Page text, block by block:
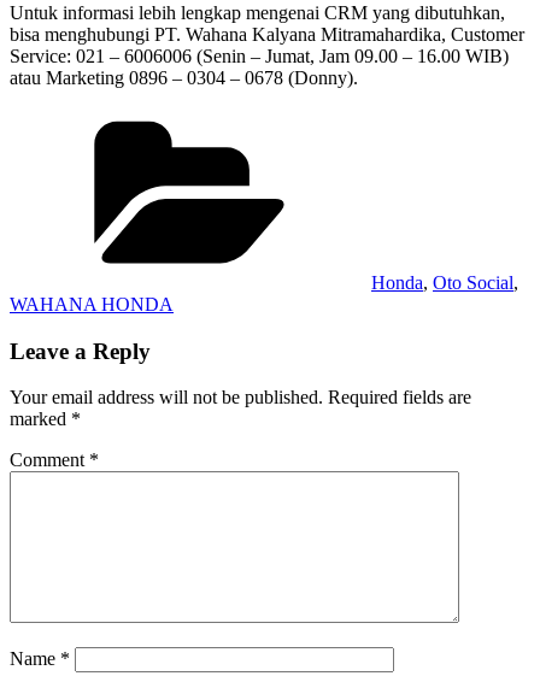
Untuk informasi lebih lengkap mengenai CRM yang dibutuhkan,
bisa menghubungi PT. Wahana Kalyana Mitramahardika, Customer
Service: 021 – 6006006 (Senin – Jumat, Jam 09.00 – 16.00 WIB)
atau Marketing 0896 – 0304 – 0678 (Donny).
Honda, Oto Social,
WAHANA HONDA
Leave a Reply
Your email address will not be published. Required fields are
marked *
Comment *
Name *